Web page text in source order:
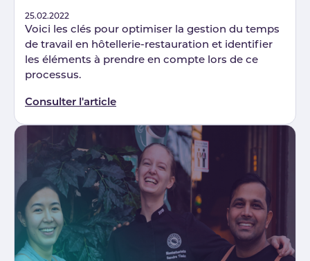
Published
25.02.2022
Voici les clés pour optimiser la gestion du temps
de travail en hôtellerie-restauration et identifier
les éléments à prendre en compte lors de ce
processus.
Consulter l'article